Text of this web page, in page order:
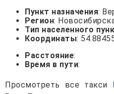
Пункт назначения:
Регион:
Тип населенного
Координаты:
Расстояние:
Время в пути:
Просмотреть все такси